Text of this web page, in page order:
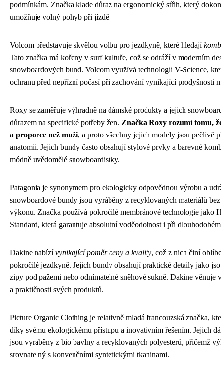
podmínkám. Značka klade důraz na ergonomický střih, který
umožňuje volný pohyb při jízdě.
Volcom představuje skvělou volbu pro jezdkyně, které hledají
Tato značka má kořeny v surf kultuře, což se odráží v moderním
snowboardových bund. Volcom využívá technologii V-Science,
ochranu před nepřízní počasí při zachování vynikající prodyšnosti
Roxy se zaměřuje výhradně na dámské produkty a jejich
důrazem na specifické potřeby žen. Značka Roxy rozumí tomu,
a proporce než muži, a proto všechny jejich modely jsou pečlivě
anatomii. Jejich bundy často obsahují stylové prvky a barevné
módně uvědomělé snowboardistky.
Patagonia je synonymem pro ekologicky odpovědnou výrobu a
snowboardové bundy jsou vyráběny z recyklovaných materiálů
výkonu. Značka používá pokročilé membránové technologie jako
Standard, která garantuje absolutní voděodolnost i při
Dakine nabízívynikající poměr ceny a kvality, což z nich činí
pokročilé jezdkyně. Jejich bundy obsahují praktické detaily jako
zipy pod pažemi nebo odnímatelné sněhové sukně. Dakine věnuje
a praktičnosti svých produktů.
Picture Organic Clothing je relativně mladá francouzská značka,
díky svému ekologickému přístupu a inovativním řešením. Jejich
jsou vyráběny z bio bavlny a recyklovaných polyesterů, přičemž
srovnatelný s konvenčními syntetickými tkaninami.